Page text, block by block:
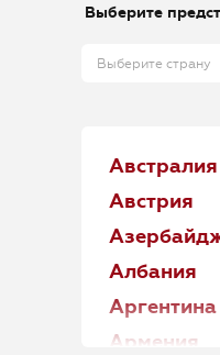
Выберите
Австралия
Австрия
Албания
Аргентина
Армения